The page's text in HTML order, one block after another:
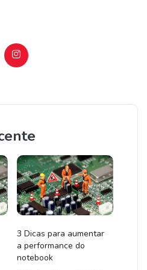
3 Dicas para aumentar
a performance do
notebook